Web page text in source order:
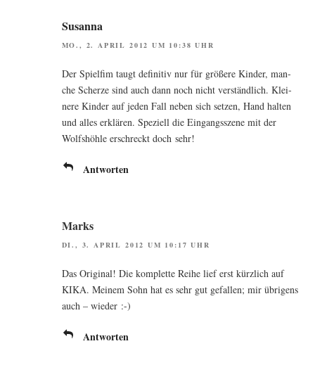
Susanna
MO., 2. APRIL 2012 UM 10:38 UHR
Der Spielf­im taugt defi­ni­tiv nur für grö­ße­re Kin­der, man­
che Scher­ze sind auch dann noch nicht ver­ständ­lich. Klei­
ne­re Kin­der auf jeden Fall neben sich set­zen, Hand hal­ten
und alles erklä­ren. Spe­zi­ell die Ein­gangs­sze­ne mit der
Wolfs­höh­le erschreckt doch sehr!
Antworten
Marks
DI., 3. APRIL 2012 UM 10:17 UHR
Das Ori­gi­nal! Die kom­plet­te Rei­he lief erst kürz­lich auf
KIKA. Mei­nem Sohn hat es sehr gut gefal­len; mir übri­gens
auch – wieder :-)
Antworten